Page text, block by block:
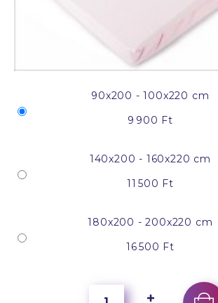
90x200 - 100x220 cm
9 900 Ft
140x200 - 160x220 cm
11 500 Ft
180x200 - 200x220 cm
16 500 Ft